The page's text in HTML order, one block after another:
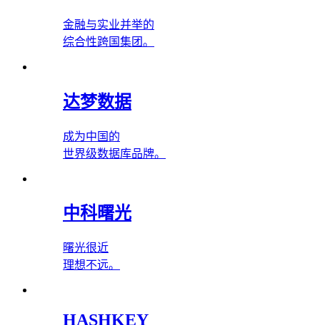
金融与实业并举的
综合性跨国集团。
达梦数据
成为中国的
世界级数据库品牌。
中科曙光
曙光很近
理想不远。
HASHKEY